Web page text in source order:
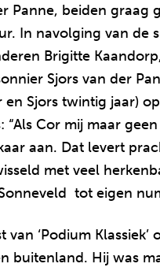
Panne, beiden
In navolging van de
Brigitte
Sjors van der
en Sjors twintig jaar)
Cor mij maar
aan. Dat levert
met veel
tot eigen
‘Podium
buitenland. Hij was